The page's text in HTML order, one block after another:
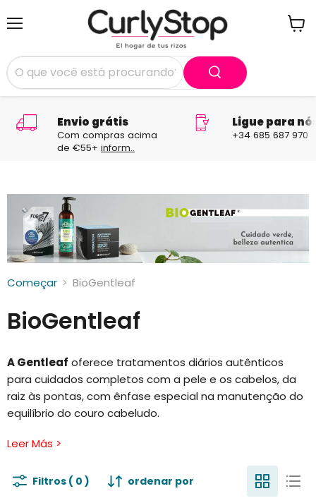
Envio grátis
Com compras acima
de €55+ inform..
Ligue para
+34 685 687 970
Começar BioGentleaf
BioGentleaf
A Gentleaf oferece tratamentos diários autênticos
para cuidados completos com a pele e os cabelos, da
raiz às pontas, com ênfase especial na manutenção do
equilíbrio do couro cabeludo.
O nome Gentleaf vem da combinação das palavras
escolha de usar recursos naturais para nos proporcionar
bem-estar e beleza. Este nome é sinônimo de
Leer Más >
Filtros ( 0 ) ordenar por